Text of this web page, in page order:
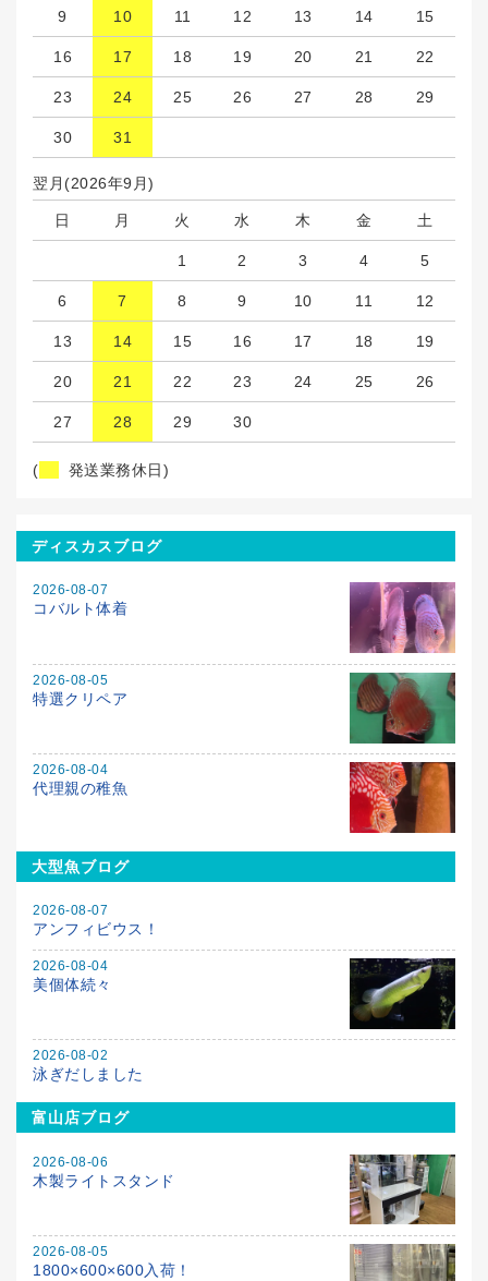
9 10 11 12 13 14 15
16 17 18 19 20 21 22
23 24 25 26 27 28 29
30 31
翌月(2026年9月)
日 月 火 水 木 金 土
1 2 3 4 5
6 7 8 9 10 11 12
13 14 15 16 17 18 19
20 21 22 23 24 25 26
27 28 29 30
( 発送業務休日)
ディスカスブログ
2026-08-07
コバルト体着
2026-08-05
特選クリペア
2026-08-04
代理親の稚魚
大型魚ブログ
2026-08-07
アンフィビウス！
2026-08-04
美個体続々
2026-08-02
泳ぎだしました
富山店ブログ
2026-08-06
木製ライトスタンド
2026-08-05
1800×600×600入荷！